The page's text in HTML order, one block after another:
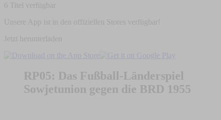
6 Titel verfügbar
Unsere App ist in den offiziellen Stores verfügbar!
Jetzt herunterladen
RP05: Das Fußball-Länderspiel
Sowjetunion gegen die BRD 1955